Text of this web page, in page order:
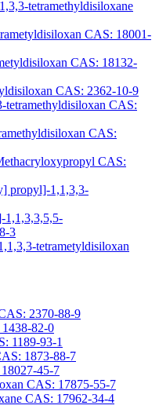
tetramethyldisiloxane
CAS: 18001-
CAS: 18132-
CAS: 2362-10-9
tetramethyldisiloxan CAS:
CAS:
CAS:
propyl]-1,1,3,3-
1,1,3,3,5,5-
3
tetrametyldisiloxan
2370-88-9
82-0
1189-93-1
1873-88-7
45-7
CAS: 17875-55-7
CAS: 17962-34-4